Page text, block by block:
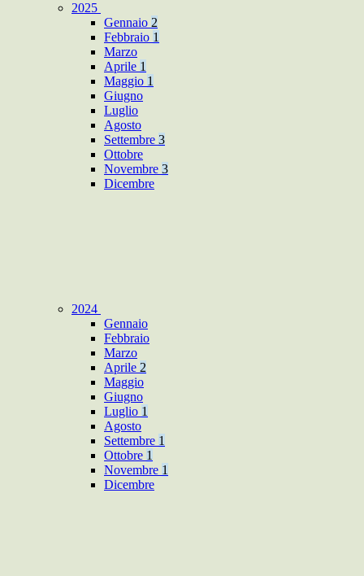
2025
Gennaio 2
Febbraio 1
Marzo
Aprile 1
Maggio 1
Giugno
Luglio
Agosto
Settembre 3
Ottobre
Novembre 3
Dicembre
2024
Gennaio
Febbraio
Marzo
Aprile 2
Maggio
Giugno
Luglio 1
Agosto
Settembre 1
Ottobre 1
Novembre 1
Dicembre